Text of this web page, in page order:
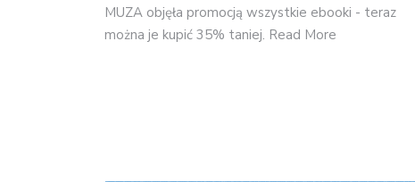
MUZA objęła promocją wszystkie ebooki - teraz
można je kupić 35% taniej. Read More